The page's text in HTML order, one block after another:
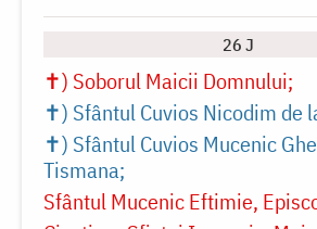
26 J
✝) Soborul Maicii Domnului
✝) Sfântul Cuvios Nicodim de
✝) Sfântul Cuvios Mucenic
Tismana
Sfântul Mucenic Eftimie,